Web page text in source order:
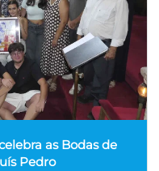
as Bodas de
Pedro